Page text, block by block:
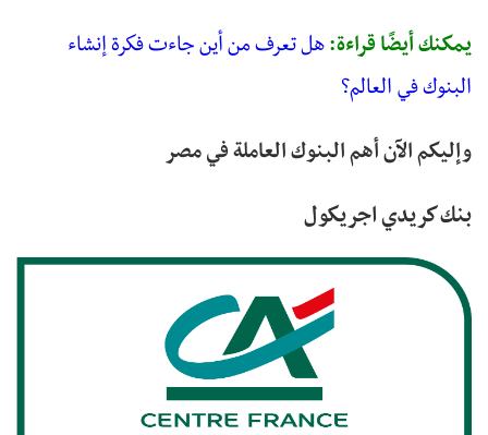
يمكنك أيضًا قراءة: هل تعرفمن أين جاءت فكرة إنشاء
البنوك في العالم؟
وإليكم الآن أهم البنوك العاملة في مصر
بنك كريدي اجريكول